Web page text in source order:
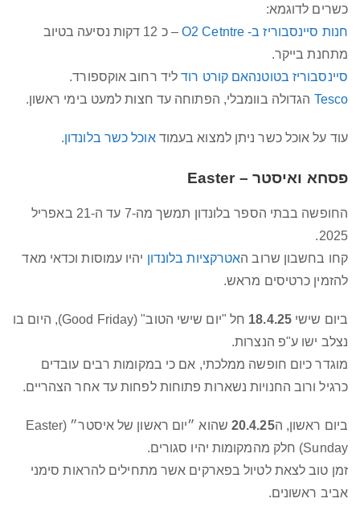
כשרים לדוגמא:
חנות סיינסבוריז ב- O2 Cetntre
– כ 12 דקות נסיעה בטיוב
מתחנת בייקר.
סיינסבוריז בטוטנהאם קורט רודליד רחוב אוקספורד.
Tesco הגדולה בוומבלי, הפתוחה עד חצות למעט בימי ראשון.
עוד על אוכל כשר ניתן למצוא בעמודאוכל כשר בלונדון.
פסחא ואיסטר – Easter
החופשה בבתי הספר בלונדון תמשך מה-7 עד ה-21 באפריל
2025.
קחו בחשבון שרוב האטרקציות בלונדון יהיו עמוסות וכדאי מאד
להזמין כרטיסים מראש.
ביום שישי 18.4.25
חל "יום שישי הטוב" (Good Friday), היום בו
נצלב ישו ע"פ הנצרות.
מוגדר כיום חופשה ממלכתי, אם כי במקומות רבים עובדים
כרגיל ורוב החנויות נשארות פתוחות לפחות עד אחר הצהריים.
ביום ראשון, ה20.4.25
שהוא ״יום ראשון של איסטר״ (Easter
Sunday) חלק מהמקומות יהיו סגורים.
זמן טוב לצאת לטיול בפארקים אשר מתחילים להראות סימני
אביב ראשונים.